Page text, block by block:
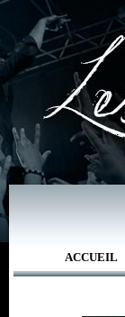
ACCUEIL